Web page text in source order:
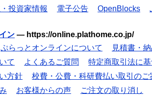
投資家情報 電子公告 OpenBlocks
ン — https://online.plathome.co.jp/
ぷらっとオンラインについて
見積書・
て
よくあるご質問
特定商取引法に
方針
校費・公費・科研費払い取引のご
お客様からの声 ご注文の取り消し